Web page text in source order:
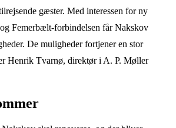
gæster. Med interessen for ny
Femerbælt-forbindelsen får Nakskov
De muligheder fortjener en stor
Henrik Tvarnø, direktør i A. P. Møller